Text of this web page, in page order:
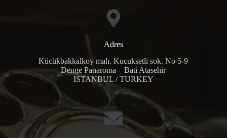
Adres
Kücükbakkalkoy mah. Kucuksetli sok. No 5-9
Denge Panaroma – Bati Atasehir
ISTANBUL / TURKEY